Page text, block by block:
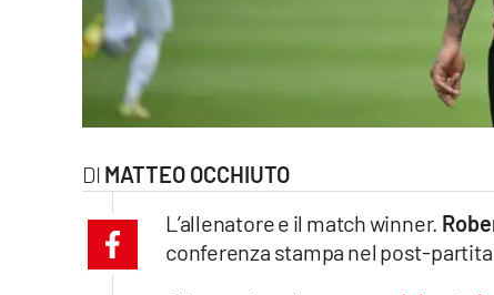
MATTEO OCCHIUTO
L’allenatore e il match winner.
conferenza stampa nel post-